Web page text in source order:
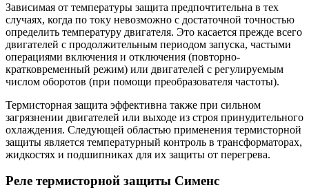
Зависимая от температуры защита предпочтительна в тех
случаях, когда по току невозможно с достаточной точностью
определить температуру двигателя. Это касается прежде всего
двигателей с продолжительным периодом запуска, частыми
операциями включения и отключения (повторно-
кратковременный режим) или двигателей с регулируемым
числом оборотов (при помощи преобразователя частоты).
Термисторная защита эффективна также при сильном
загрязнении двигателей или выходе из строя принудительного
охлаждения. Следующей областью применения термисторной
защиты является температурный контроль в трансформаторах,
жидкостях и подшипниках для их защиты от перегрева.
Реле термисторной защиты Сименс